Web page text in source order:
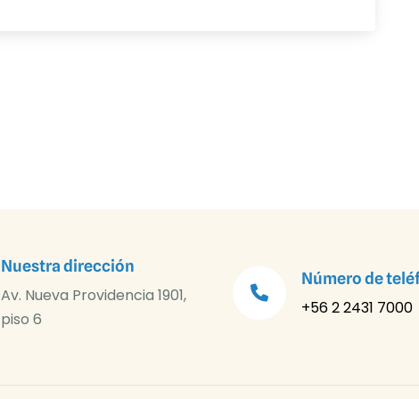
Nuestra dirección
Av. Nueva Providencia 1901,
piso 6
Número de
+56 2 2431 7000